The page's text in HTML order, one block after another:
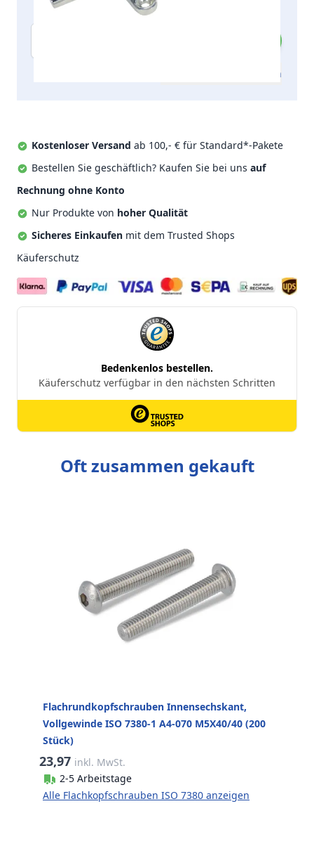
Menge
Zum Angebot hinzufügen
Kostenloser Versand ab 100,- € für Standard*-Pakete
Bestellen Sie geschäftlich? Kaufen Sie bei uns auf
Rechnung ohne Konto
Nur Produkte von hoher Qualität
Sicheres Einkaufen mit dem Trusted Shops
Käuferschutz
Oft zusammen gekauft
Flachrundkopfschrauben Innensechskant,
Vollgewinde ISO 7380-1 A4-070 M5X40/40 (200
Stück)
23,97 inkl. MwSt.
2-5 Arbeitstage
Alle Flachkopfschrauben ISO 7380 anzeigen